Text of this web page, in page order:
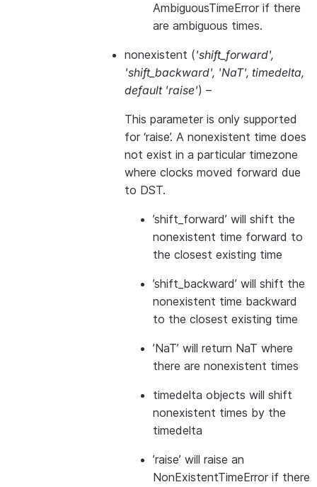
AmbiguousTimeError if there
are ambiguous times.
nonexistent ('shift_forward',
'shift_backward', 'NaT', timedelta,
default 'raise') –
This parameter is only supported
for ‘raise’. A nonexistent time does
not exist in a particular timezone
where clocks moved forward due
to DST.
’shift_forward’ will shift the
nonexistent time forward to
the closest existing time
’shift_backward’ will shift the
nonexistent time backward
to the closest existing time
’NaT’ will return NaT where
there are nonexistent times
timedelta objects will shift
nonexistent times by the
timedelta
’raise’ will raise an
NonExistentTimeError if there